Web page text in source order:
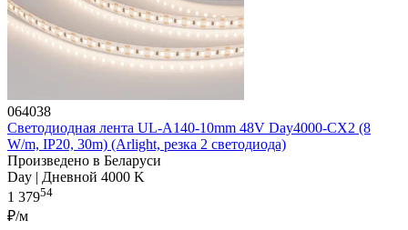
064038
Светодиодная лента UL-A140-10mm 48V Day4000-CX2 (8
W/m, IP20, 30m) (Arlight, резка 2 светодиода)
Произведено в Беларуси
Day | Дневной 4000 K
1 37954
₽/м